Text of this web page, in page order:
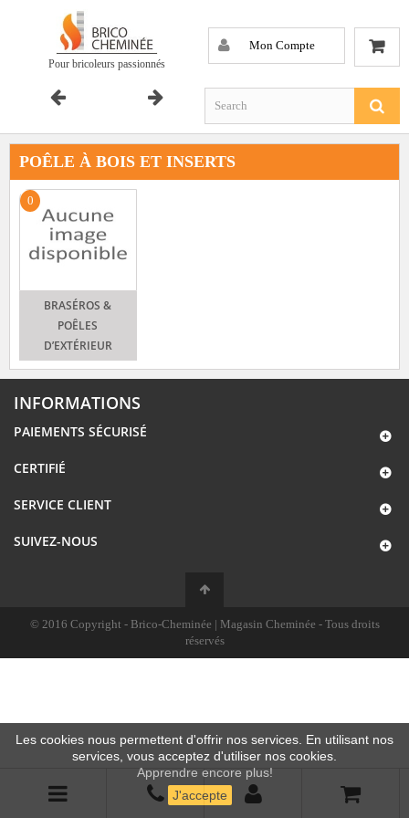
Pour bricoleurs passionnés
Mon Compte
POÊLE À BOIS ET INSERTS
0
BRASÉROS &
POÊLES
D’EXTÉRIEUR
Les cookies nous permettent d'offrir nos services. En utilisant nos
services, vous acceptez d'utiliser nos cookies.
Apprendre encore plus!
J'accepte
INFORMATIONS
PAIEMENTS SÉCURISÉ
CERTIFIÉ
SERVICE CLIENT
SUIVEZ-NOUS
© 2016 Copyright - Brico-Cheminée | Magasin Cheminée - Tous droits
réservés